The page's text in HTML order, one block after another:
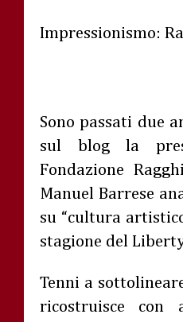
Impressionismo:
Sono passati due
sul blog la
Fondazione
Manuel Barrese
su “cultura
stagione del
Tenni a
ricostruisce con